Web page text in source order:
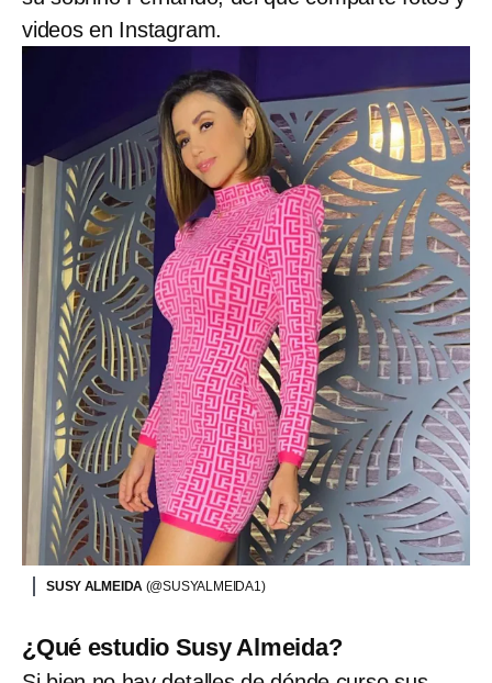
videos en Instagram.
SUSY ALMEIDA (@SUSYALMEIDA1)
¿Qué estudio Susy Almeida?